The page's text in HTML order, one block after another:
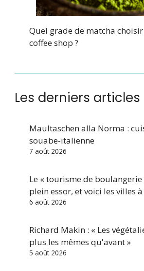
Quel grade de matcha
coffee shop ?
Les derniers articles
Maultaschen alla Norma :
souabe-italienne
7 août 2026
Le « tourisme de boulangerie
plein essor, et voici les villes
6 août 2026
Richard Makin : « Les
plus les mêmes qu'avant »
5 août 2026